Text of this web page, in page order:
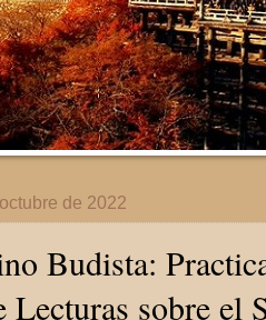
de 2022
Budista:
Lecturas sobre